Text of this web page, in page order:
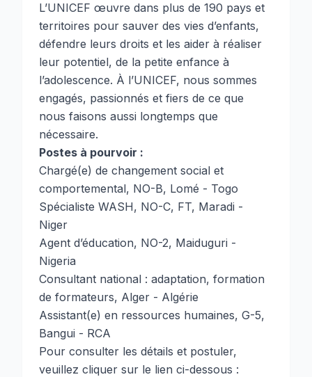
L’UNICEF œuvre dans plus de 190 pays et
territoires pour sauver des vies d’enfants,
défendre leurs droits et les aider à réaliser
leur potentiel, de la petite enfance à
l’adolescence. À l’UNICEF, nous sommes
engagés, passionnés et fiers de ce que
nous faisons aussi longtemps que
nécessaire.
Postes à pourvoir :
Chargé(e) de changement social et
comportemental, NO-B, Lomé - Togo
Spécialiste WASH, NO-C, FT, Maradi -
Niger
Agent d’éducation, NO-2, Maiduguri -
Nigeria
Consultant national : adaptation, formation
de formateurs, Alger - Algérie
Assistant(e) en ressources humaines, G-5,
Bangui - RCA
Pour consulter les détails et postuler,
veuillez cliquer sur le lien ci-dessous :